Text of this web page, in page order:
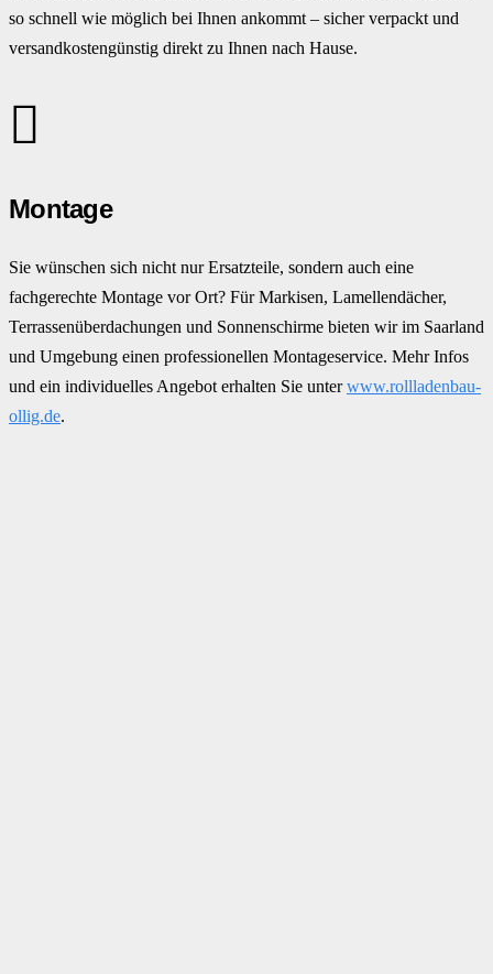
so schnell wie möglich bei Ihnen ankommt – sicher verpackt und
versandkostengünstig direkt zu Ihnen nach Hause.
Montage
Sie wünschen sich nicht nur Ersatzteile, sondern auch eine
fachgerechte Montage vor Ort? Für Markisen, Lamellendächer,
Terrassenüberdachungen und Sonnenschirme bieten wir im Saarland
und Umgebung einen professionellen Montageservice. Mehr Infos
und ein individuelles Angebot erhalten Sie unterwww.rollladenbau-
ollig.de.